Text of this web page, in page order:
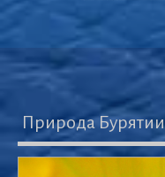
Природа Бурятии